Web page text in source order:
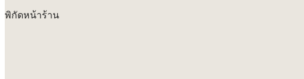
พิกัดหน้าร้าน